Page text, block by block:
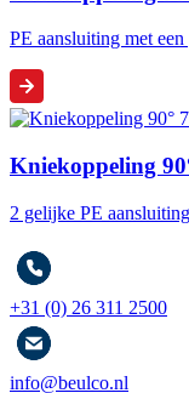
PE aansluiting met
Kniekoppeling
2 gelijke PE
+31 (0) 26 311 2500
info@beulco.nl